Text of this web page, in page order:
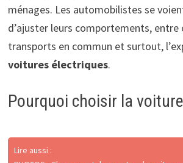
ménages. Les automobilistes se
d’ajuster leurs comportements,
transports en commun et surtout,
voitures électriques.
Pourquoi choisir la
Lire aussi :